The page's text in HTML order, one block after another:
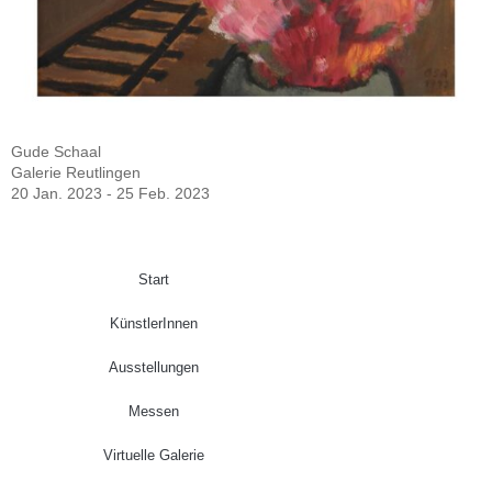
Gude Schaal
Galerie Reutlingen
20 Jan. 2023 - 25 Feb. 2023
Start
KünstlerInnen
Ausstellungen
Messen
Virtuelle Galerie